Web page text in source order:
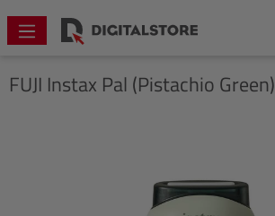
springen
FUJI Instax Pal (Pistachio Green)